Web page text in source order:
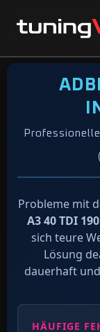
Probleme mit
A3 40 TDI
sich teure
Lösung
dauerhaft
HÄUFIGE